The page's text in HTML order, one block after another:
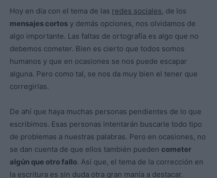
Hoy en día con el tema de las redes sociales, de los
mensajes cortos y demás opciones, nos olvidamos de
algo importante. Las faltas de ortografía es algo que no
debemos cometer. Bien es cierto que todos somos
humanos y que en ocasiones se nos puede escapar
alguna. Pero como tal, se nos da muy bien el tener que
corregirlas.
De ahí que haya muchas personas pendientes de lo que
escribimos. Esas personas intentarán buscarle todo tipo
de problemas a nuestras palabras. Pero en ocasiones, no
se dan cuenta de que ellos también pueden cometer
algún que otro fallo. Así que, el tema de la corrección en
la escritura es sin duda otra gran manía a destacar.